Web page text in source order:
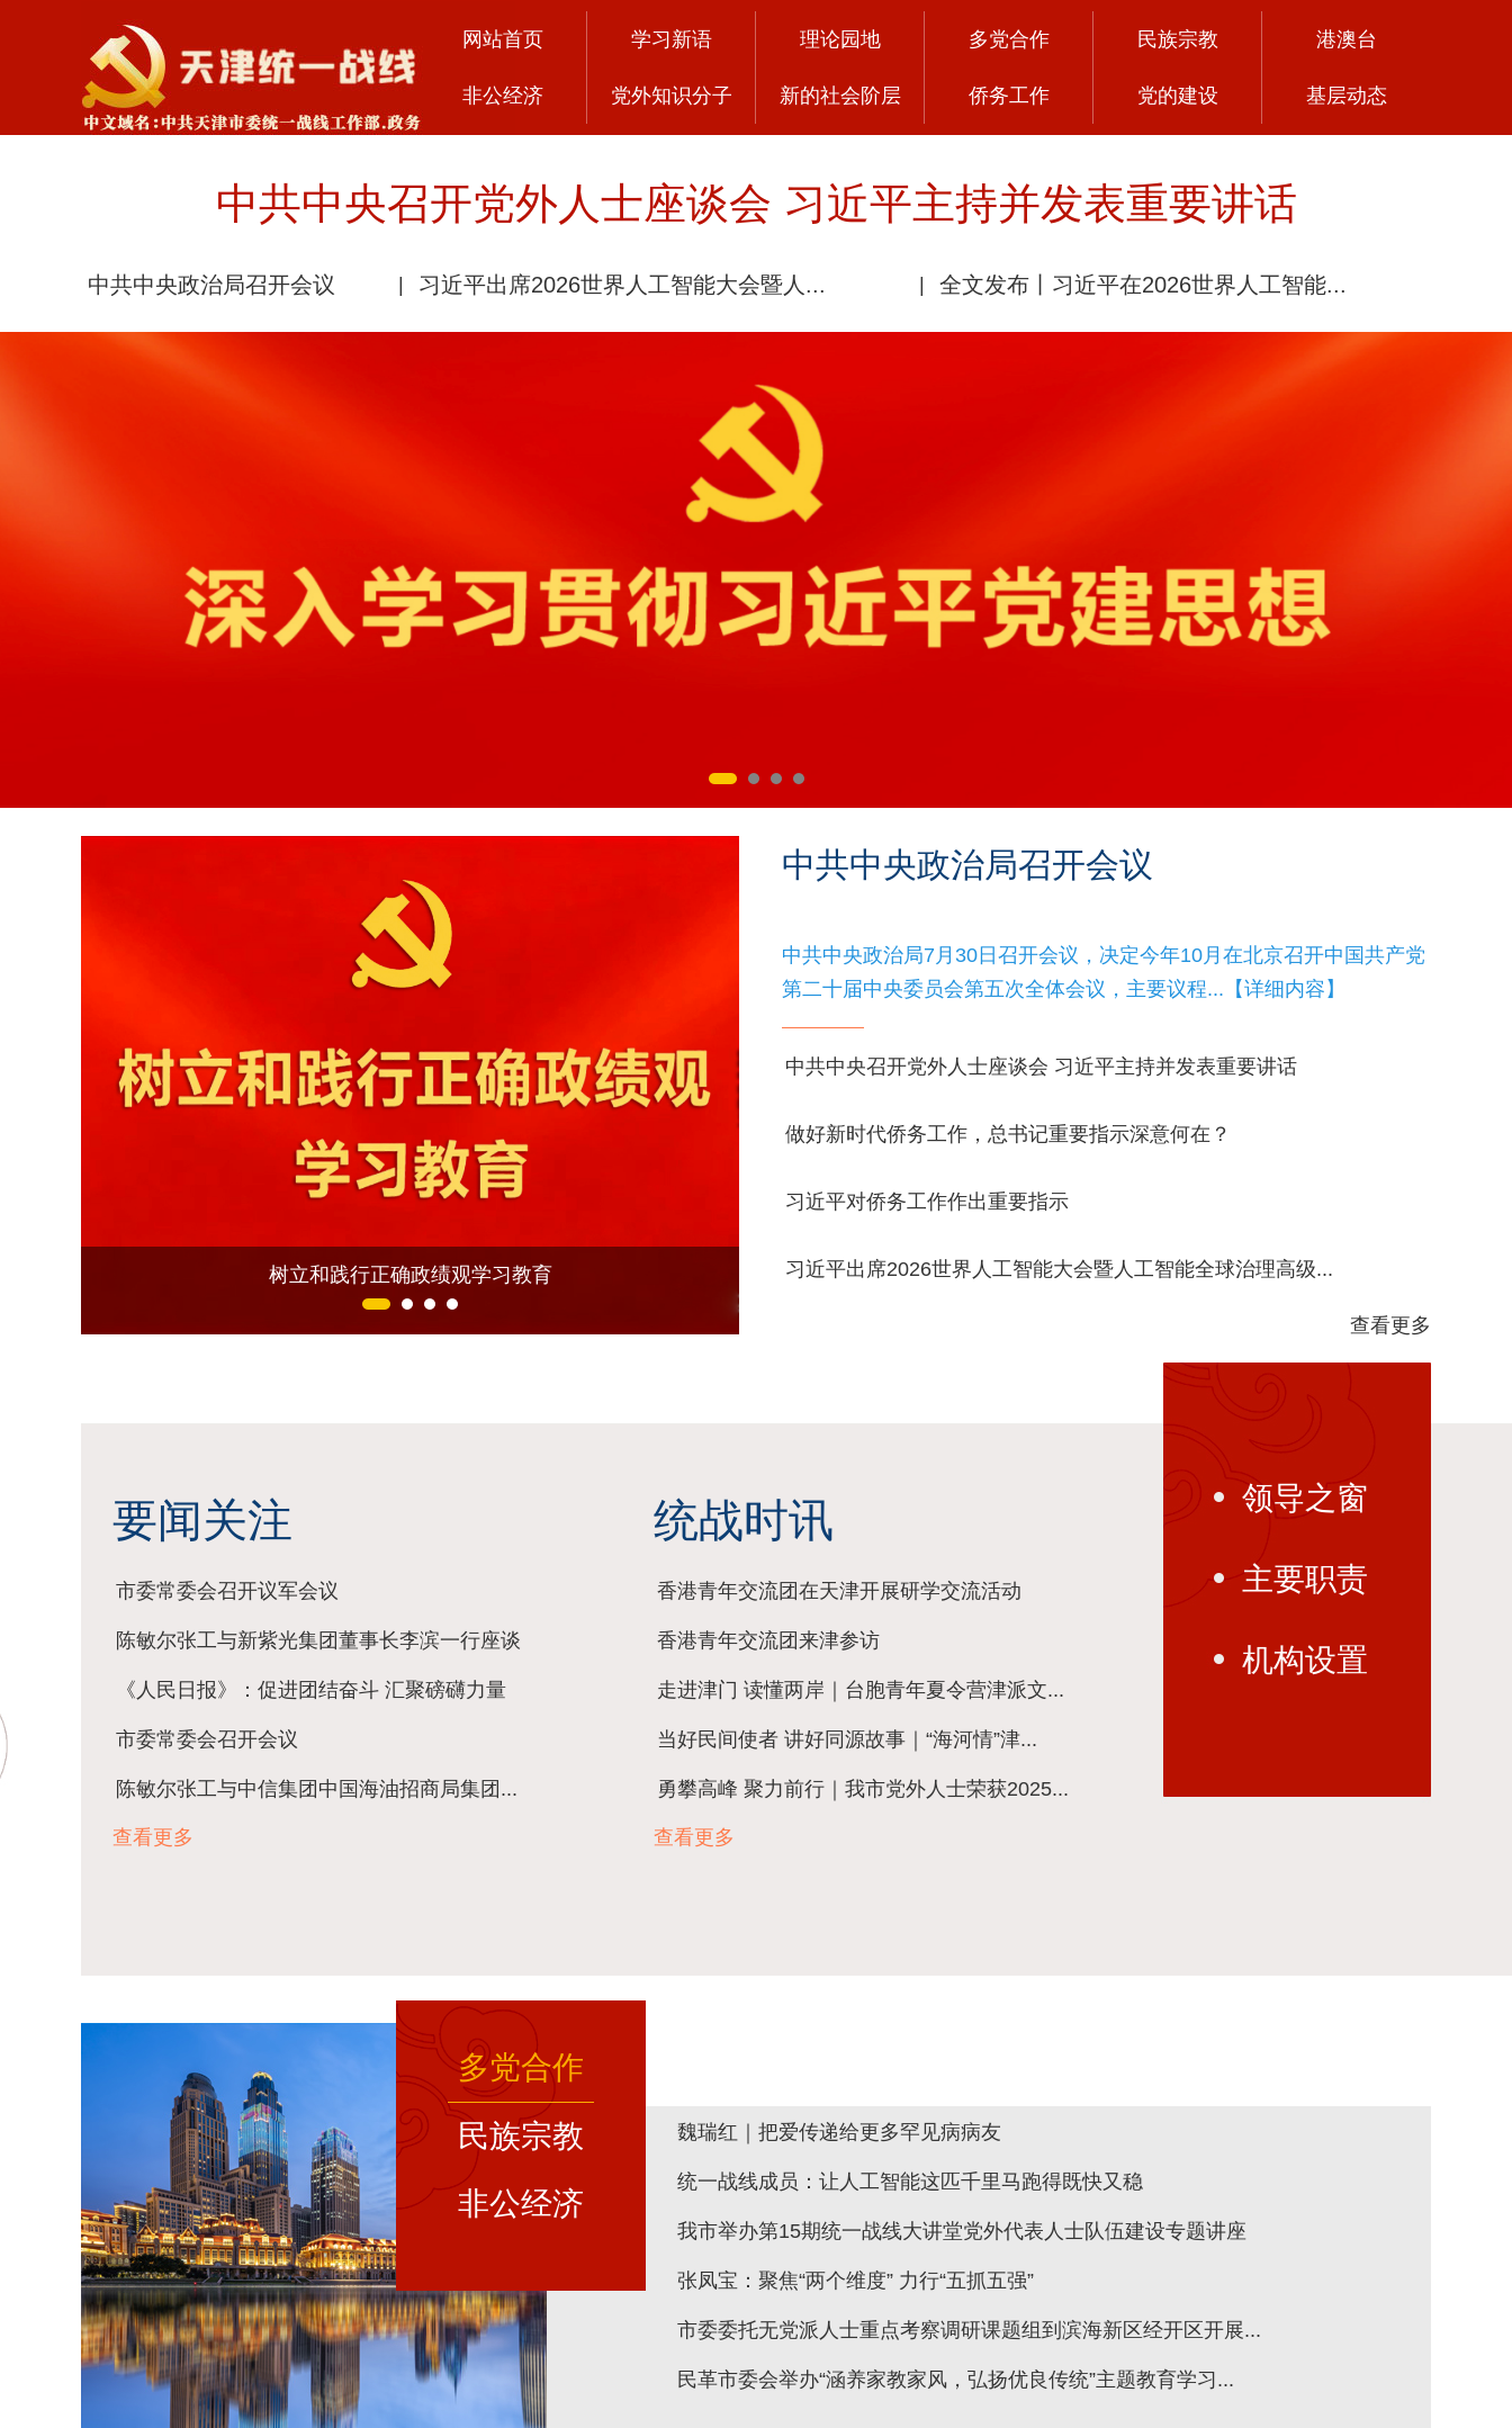
网站首页
非公经济
学习新语
党外知识分子
理论园地
新的社会阶层
多党合作
侨务工作
民族宗教
党的建设
港澳台
基层动态
中共中央召开党外人士座谈会 习近平主持并发表重要讲话
中共中央政治局召开会议 习近平出席2026世界人工智能大会暨人... 全文发布丨习近平在2026世界人工智能...
学习贯彻党的二十届四中全会精神 习言道
中共中央政治局召开会议
中共中央政治局7月30日召开会议，决定今年10月在北京召开中国共产党
第二十届中央委员会第五次全体会议，主要议程...【详细内容】
中共中央召开党外人士座谈会 习近平主持并发表重要讲话
做好新时代侨务工作，总书记重要指示深意何在？
习近平对侨务工作作出重要指示
习近平出席2026世界人工智能大会暨人工智能全球治理高级...
查看更多
要闻关注
市委常委会召开议军会议
陈敏尔张工与新紫光集团董事长李滨一行座谈
《人民日报》：促进团结奋斗 汇聚磅礴力量
市委常委会召开会议
陈敏尔张工与中信集团中国海油招商局集团...
查看更多
统战时讯
香港青年交流团在天津开展研学交流活动
香港青年交流团来津参访
走进津门 读懂两岸｜台胞青年夏令营津派文...
当好民间使者 讲好同源故事｜“海河情”津...
勇攀高峰 聚力前行｜我市党外人士荣获2025...
查看更多
领导之窗
主要职责
机构设置
多党合作
民族宗教
非公经济
魏瑞红｜把爱传递给更多罕见病病友
统一战线成员：让人工智能这匹千里马跑得既快又稳
我市举办第15期统一战线大讲堂党外代表人士队伍建设专题讲座
张凤宝：聚焦“两个维度” 力行“五抓五强”
市委委托无党派人士重点考察调研课题组到滨海新区经开区开展...
民革市委会举办“涵养家教家风，弘扬优良传统”主题教育学习...